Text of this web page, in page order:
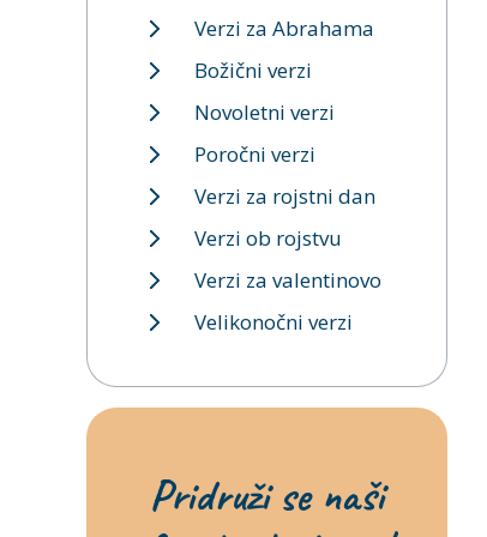
Verzi za Abrahama
Božični verzi
Novoletni verzi
Poročni verzi
Verzi za rojstni dan
Verzi ob rojstvu
Verzi za valentinovo
Velikonočni verzi
Pridruži se naši